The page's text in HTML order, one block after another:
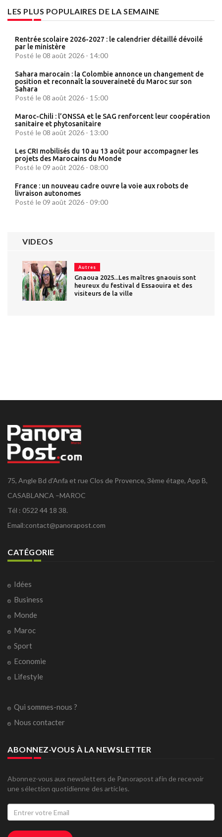
LES PLUS POPULAIRES DE LA SEMAINE
Rentrée scolaire 2026-2027 : le calendrier détaillé dévoilé
par le ministère
Posté le 08 août 2026 - 14:00
Sahara marocain : la Colombie annonce un changement de
position et reconnaît la souveraineté du Maroc sur son
Sahara
Posté le 08 août 2026 - 15:00
Maroc-Chili : l’ONSSA et le SAG renforcent leur coopération
sanitaire et phytosanitaire
Posté le 08 août 2026 - 13:00
Les CRI mobilisés du 10 au 13 août pour accompagner les
projets des Marocains du Monde
Posté le 09 août 2026 - 08:00
France : un nouveau cadre ouvre la voie aux robots de
livraison autonomes
Posté le 09 août 2026 - 09:00
VIDEOS
Autres
Gnaoua 2025...Les maîtres gnaouis sont
heureux du festival d Essaouira et des
visiteurs de la ville
75, Angle Bd d'Anfa et rue Clos de Provence, 3ème étage, App B,
CASABLANCA –MAROC
Tél : 0522 44 18 38.
Email:contact@panorapost.com
CATÉGORIE
Idées
Business
Monde
Maroc
Sport
Economie
Lifestyle
Qui sommes-nous ?
Nous contacter
ABONNEZ-VOUS À LA NEWSLETTER
Abonnez-vous aux newsletters de Panorapost afin de recevoir
une sélection quotidienne des articles.